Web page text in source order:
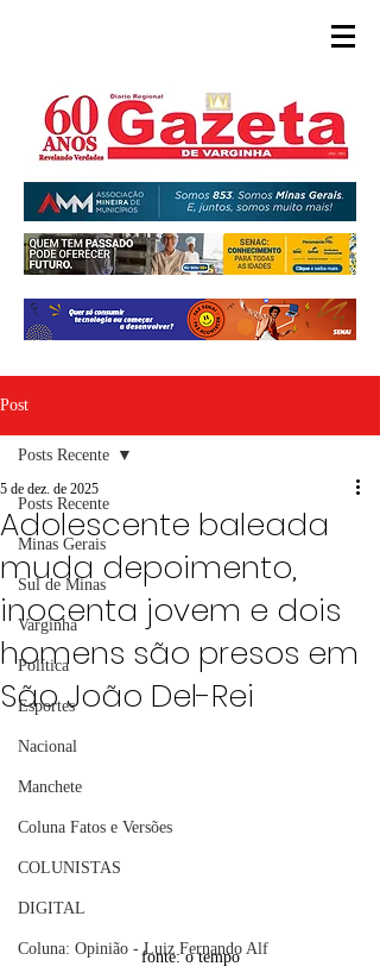
Post
Posts Recente
Minas Gerais
Sul de Minas
Varginha
Política
Esportes
Nacional
Manchete
Coluna Fatos e Versões
COLUNISTAS
DIGITAL
Coluna: Opinião - Luiz Fernando Alf
Posts Recente
Adolescente baleada
muda depoimento,
inocenta jovem e dois
homens são presos em
São João Del-Rei
5 de dez. de 2025
fonte: o tempo